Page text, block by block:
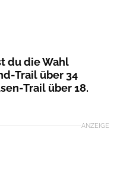
du die Wahl
Trail über 34
Trail über 18.
ANZEIGE